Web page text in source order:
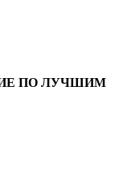
ПО ЛУЧШИМ